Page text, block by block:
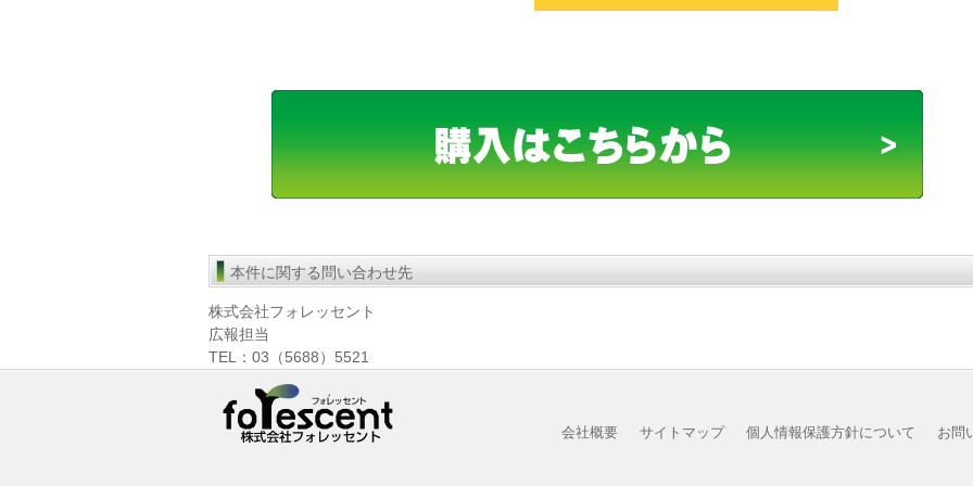
本件に関する問い合わせ先
株式会社フォレッセント
広報担当
TEL：03（5688）5521
会社概要 サイトマップ 個人情報保護方針について お問